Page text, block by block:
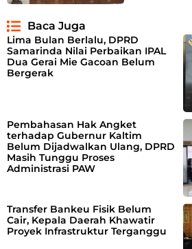
Baca Juga
Lima Bulan Berlalu, DPRD
Samarinda Nilai Perbaikan IPAL
Dua Gerai Mie Gacoan Belum
Bergerak
Pembahasan Hak Angket
terhadap Gubernur Kaltim
Belum Dijadwalkan Ulang, DPRD
Masih Tunggu Proses
Administrasi PAW
Transfer Bankeu Fisik Belum
Cair, Kepala Daerah Khawatir
Proyek Infrastruktur Terganggu